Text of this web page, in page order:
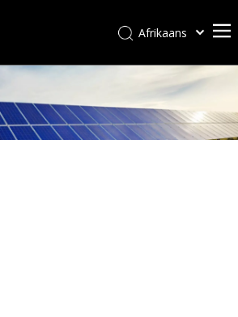
Afrikaans
Italiano
Deutsch